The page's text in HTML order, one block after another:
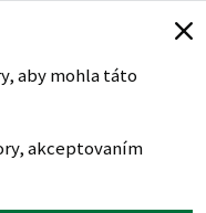
aby mohla táto
akceptovaním